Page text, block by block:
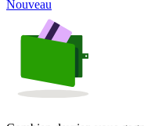
Nouveau